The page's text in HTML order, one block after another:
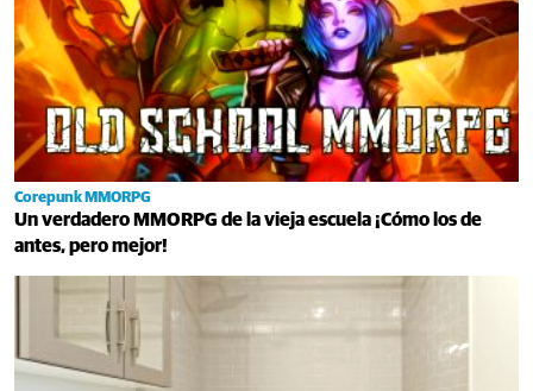
Corepunk MMORPG
Un verdadero MMORPG de la vieja escuela ¡Cómo los de
antes, pero mejor!